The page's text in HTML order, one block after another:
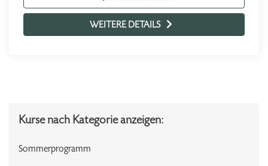
WEITERE DETAILS
Kurse nach Kategorie anzeigen:
Sommerprogramm